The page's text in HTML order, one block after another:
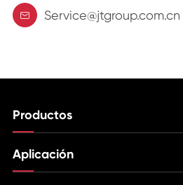
 Service@jtgroup.com.cn
Productos
Aplicación